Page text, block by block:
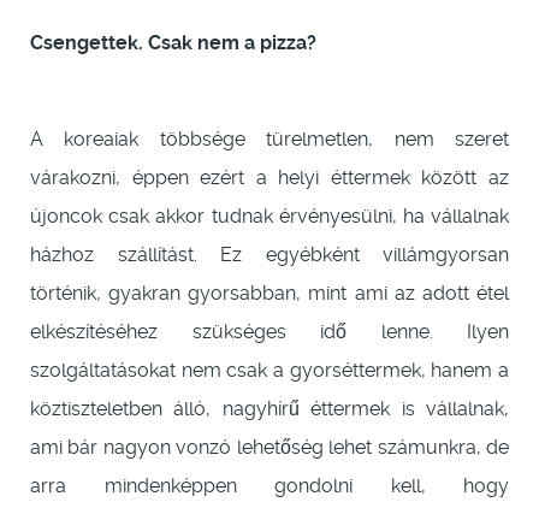
Csengettek. Csak nem a pizza?
A koreaiak többsége türelmetlen, nem szeret
várakozni, éppen ezért a helyi éttermek között az
újoncok csak akkor tudnak érvényesülni, ha vállalnak
házhoz szállítást. Ez egyébként villámgyorsan
történik, gyakran gyorsabban, mint ami az adott étel
elkészítéséhez szükséges idő lenne. Ilyen
szolgáltatásokat nem csak a gyorséttermek, hanem a
köztiszteletben álló, nagyhírű éttermek is vállalnak,
ami bár nagyon vonzó lehetőség lehet számunkra, de
arra mindenképpen gondolni kell, hogy